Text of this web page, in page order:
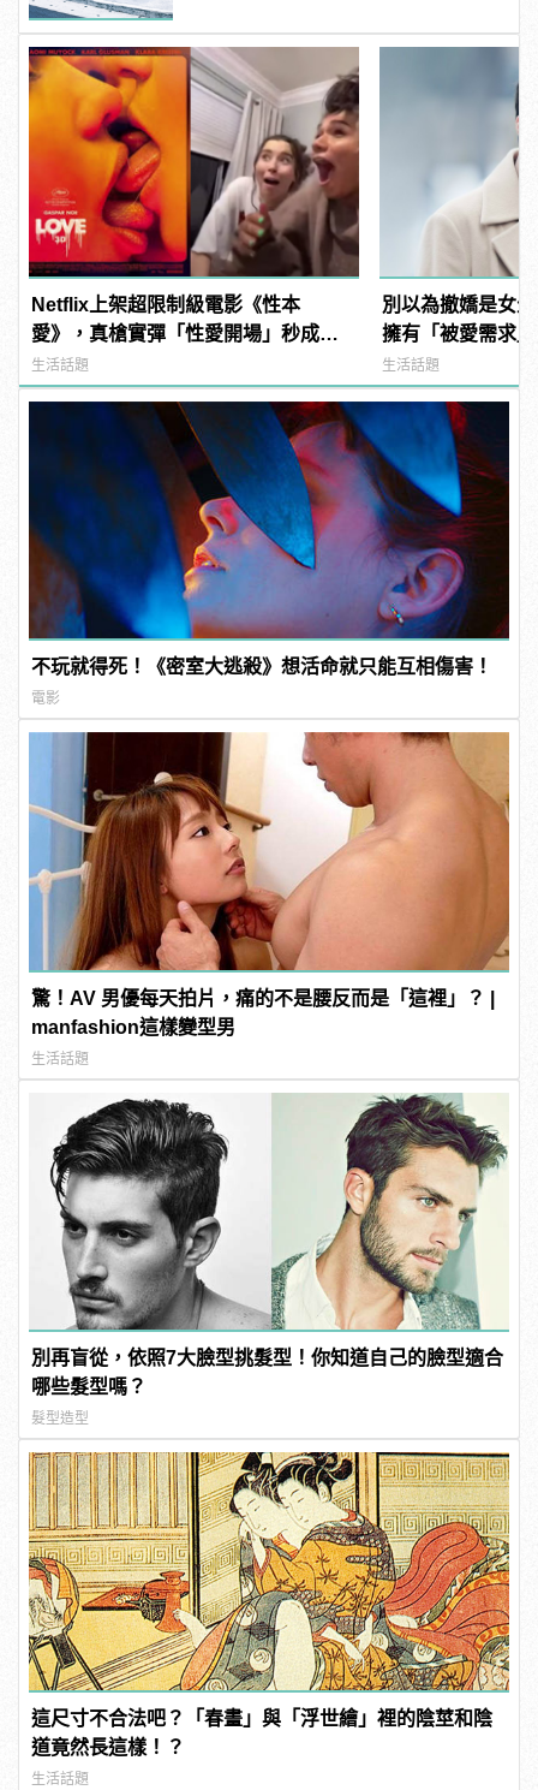
Netflix上架超限制級電影《性本
愛》，真槍實彈「性愛開場」秒成網
友Reaction新挑戰！ | manfashion這
樣變型男
生活話題
別以為撤嬌是女
擁有「被愛需求」
生活話題
不玩就得死！《密室大逃殺》想活命就只能互相傷害！
電影
驚！AV 男優每天拍片，痛的不是腰反而是「這裡」？ |
manfashion這樣變型男
生活話題
別再盲從，依照7大臉型挑髮型！你知道自己的臉型適合
哪些髮型嗎？
髮型造型
這尺寸不合法吧？「春畫」與「浮世繪」裡的陰莖和陰
道竟然長這樣！？
生活話題